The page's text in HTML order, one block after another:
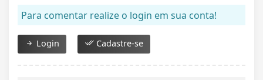
Para comentar realize o login em sua conta!
Login Cadastre-se